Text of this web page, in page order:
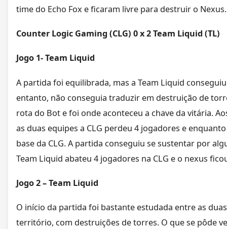
time do Echo Fox e ficaram livre para destruir o Nexus.
Counter Logic Gaming (CLG) 0 x 2 Team Liquid (TL)
Jogo 1- Team Liquid
A partida foi equilibrada, mas a Team Liquid
entanto, não conseguia traduzir em destruição de
rota do Bot e foi onde aconteceu a chave da vitária.
as duas equipes a CLG perdeu 4 jogadores e
base da CLG. A partida conseguiu se sustentar por
Team Liquid abateu 4 jogadores na CLG e o nexus
Jogo 2 – Team Liquid
O início da partida foi bastante estudada entre as
território, com destruições de torres. O que se pôde